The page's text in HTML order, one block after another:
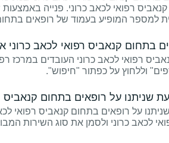
למספר המופיע בעמוד של רופאים
בתחום קנאביס רפואי לכאב כרוני
רפואי לכאב כרוני העובדים במרכז
וללחוץ על כפתור "חיפוש".
שניתנו על רופאים בתחום קנאביס
על רופאים בתחום קנאביס רפואי
לכאב כרוני ולסמן את סוג השירות